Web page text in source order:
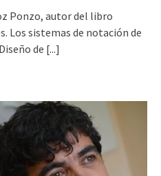
Ponzo, autor del libro
Los sistemas de notación de
de [...]